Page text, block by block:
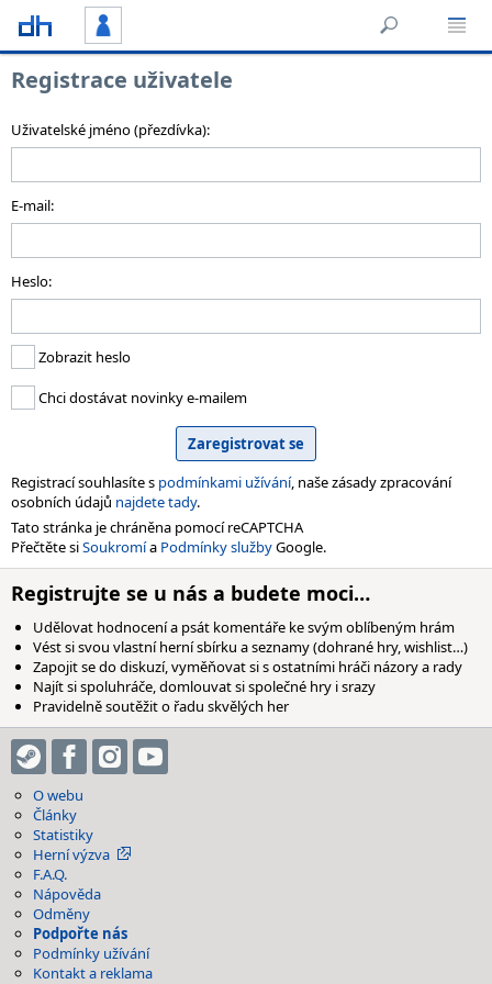
Registrace uživatele
Uživatelské jméno (přezdívka):
E-mail:
Heslo:
Zobrazit heslo
Chci dostávat novinky e-mailem
Registrací souhlasíte s podmínkami užívání, naše zásady zpracování
osobních údajů najdete tady.
Tato stránka je chráněna pomocí reCAPTCHA
Přečtěte siSoukromía Podmínky službyGoogle.
Registrujte se u nás a budete moci…
Udělovat hodnocení a psát komentáře ke svým oblíbeným hrám
Vést si svou vlastní herní sbírku a seznamy (dohrané hry, wishlist…)
Zapojit se do diskuzí, vyměňovat si s ostatními hráči názory a rady
Najít si spoluhráče, domlouvat si společné hry i srazy
Pravidelně soutěžit o řadu skvělých her
O webu
Články
Statistiky
Herní výzva
F.A.Q.
Nápověda
Odměny
Podpořte nás
Podmínky užívání
Kontakt a reklama